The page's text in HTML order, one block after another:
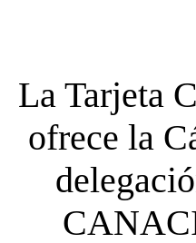
La Tarjeta
ofrece la